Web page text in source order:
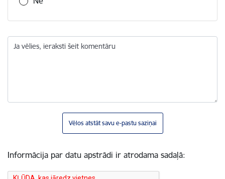
Ja vēlies, ieraksti šeit komentāru
Vēlos atstāt savu e-pastu saziņai
Informācija par datu apstrādi ir atrodama sadaļā: